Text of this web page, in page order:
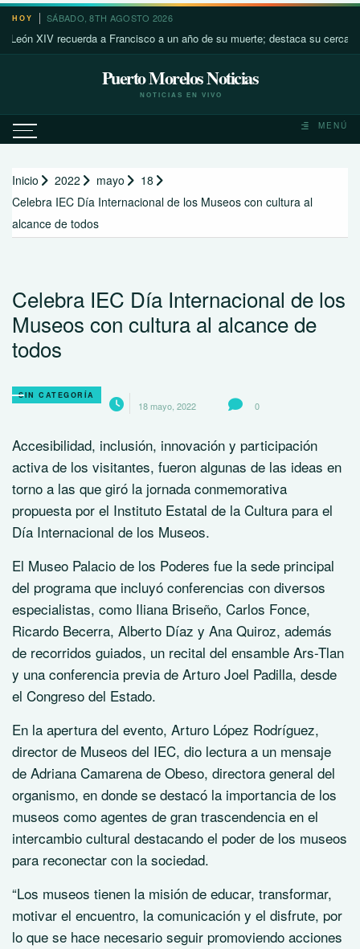
Saltar
contenido
HOY SÁBADO, 8TH AGOSTO 2026
XIV recuerda a Francisco a un año de su muerte; destaca su cercanía con
Puerto Morelos Noticias
NOTICIAS EN VIVO
MENÚ
Inicio 2022 mayo
18
Celebra IEC Día Internacional de los Museos con cultura al
alcance de todos
Celebra IEC Día Internacional de los
Museos con cultura al alcance de
todos
SIN CATEGORÍA
18 mayo, 2022 0
Accesibilidad, inclusión, innovación y participación
activa de los visitantes, fueron algunas de las ideas en
torno a las que giró la jornada conmemorativa
propuesta por el Instituto Estatal de la Cultura para el
Día Internacional de los Museos.
El Museo Palacio de los Poderes fue la sede principal
del programa que incluyó conferencias con diversos
especialistas, como Iliana Briseño, Carlos Fonce,
Ricardo Becerra, Alberto Díaz y Ana Quiroz, además
de recorridos guiados, un recital del ensamble Ars-Tlan
y una conferencia previa de Arturo Joel Padilla, desde
el Congreso del Estado.
En la apertura del evento, Arturo López Rodríguez,
director de Museos del IEC, dio lectura a un mensaje
de Adriana Camarena de Obeso, directora general del
organismo, en donde se destacó la importancia de los
museos como agentes de gran trascendencia en el
intercambio cultural destacando el poder de los museos
para reconectar con la sociedad.
“Los museos tienen la misión de educar, transformar,
motivar el encuentro, la comunicación y el disfrute, por
lo que se hace necesario seguir promoviendo acciones